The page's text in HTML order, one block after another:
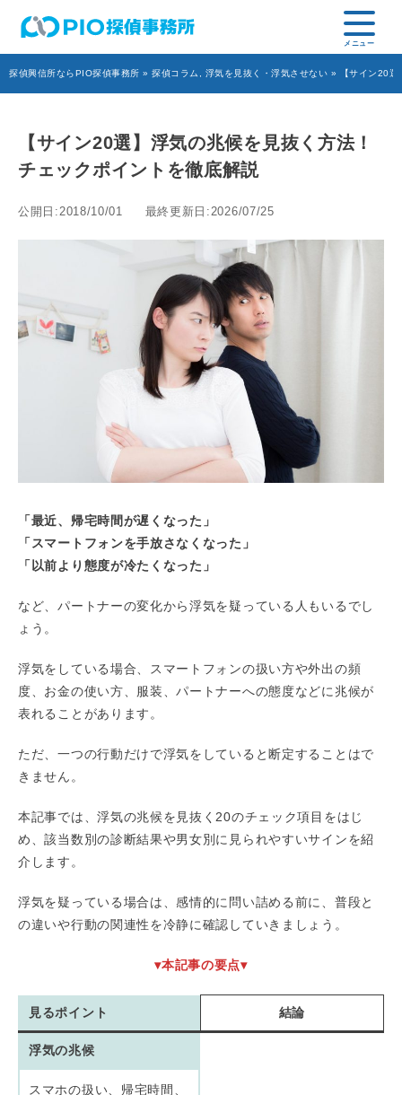
探偵興信所ならPIO探偵事務所 » 探偵コラム 浮気を見抜く・浮気させない » 【サイン20選
【サイン20選】浮気の兆候を見抜く方法！
チェックポイントを徹底解説
公開日:2018/10/01 最終更新日:2026/07/25
「最近、帰宅時間が遅くなった」
「スマートフォンを手放さなくなった」
「以前より態度が冷たくなった」
など、パートナーの変化から浮気を疑っている人もいるでし
ょう。
浮気をしている場合、スマートフォンの扱い方や外出の頻
度、お金の使い方、服装、パートナーへの態度などに兆候が
表れることがあります。
ただ、一つの行動だけで浮気をしていると断定することはで
きません。
本記事では、浮気の兆候を見抜く20のチェック項目をはじ
め、該当数別の診断結果や男女別に見られやすいサインを紹
介します。
浮気を疑っている場合は、感情的に問い詰める前に、普段と
の違いや行動の関連性を冷静に確認していきましょう。
▾本記事の要点▾
見るポイント 結論
浮気の兆候
スマホの扱い、帰宅時間、